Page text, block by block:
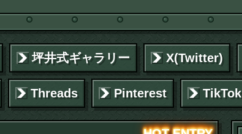
坪井式ギャラリー X(Twitter)
Threads Pinterest TikTok